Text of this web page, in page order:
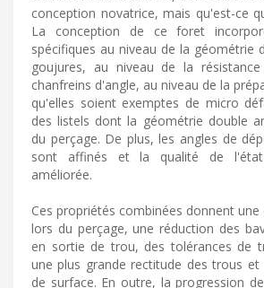
conception novatrice, mais qu'est-ce
La conception de ce foret
spécifiques au niveau de la géométrie
goujures, au niveau de la
chanfreins d'angle, au niveau de la
qu'elles soient exemptes de micro
des listels dont la géométrie double
du perçage. De plus, les angles de
sont affinés et la qualité de
améliorée.
Ces propriétés combinées donnent
lors du perçage, une réduction des
en sortie de trou, des tolérances de
une plus grande rectitude des trous
de surface. En outre, la progression